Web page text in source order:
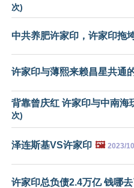
次)
中共养肥许家印，许家印拖
许家印与薄熙来赖昌星共通
背靠曾庆红 许家印与中南海
次)
泽连斯基VS许家印 🖼️ 2023/
许家印总负债2.4万亿 钱哪去